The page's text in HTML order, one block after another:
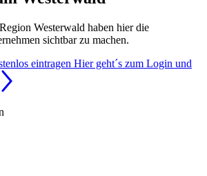
Westerwald haben hier die
sichtbar zu machen.
eintragen Hier geht´s zum Login und